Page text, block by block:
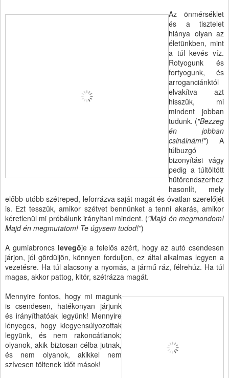
Az önmérséklet
és a tisztelet
hiánya olyan az
életünkben, mint
a túl kevés víz.
Rotyogunk és
fortyogunk, és
arroganciánktól
elvakítva azt
hisszük, mi
mindent jobban
tudunk. ("Bezzeg
én jobban
csinálnám!") A
túlbuzgó
bizonyítási vágy
pedig a túltöltött
hűtőrendszerhez
hasonlít, mely
előbb-utóbb szétreped, leforrázva saját magát és óvatlan szerelőjét
is. Ezt tesszük, amikor szétvet bennünket a tenni akarás, amikor
kéretlenül mi próbálunk irányítani mindent. ("Majd én megmondom!
Majd én megmutatom! Te úgysem tudod!")
A gumiabroncs levegője a felelős azért, hogy az autó csendesen
járjon, jól gördüljön, könnyen forduljon, ez által alkalmas legyen a
vezetésre. Ha túl alacsony a nyomás, a jármű ráz, félrehúz. Ha túl
magas, akkor pattog, kitör, szétrázza magát.
Mennyire fontos, hogy mi magunk
is csendesen, hatékonyan járjunk
és irányíthatóak legyünk! Mennyire
lényeges, hogy kiegyensúlyozottak
legyünk, és nem rakoncátlanok;
olyanok, akik biztosan célba jutnak,
és nem olyanok, akikkel nem
szívesen töltenek időt mások!